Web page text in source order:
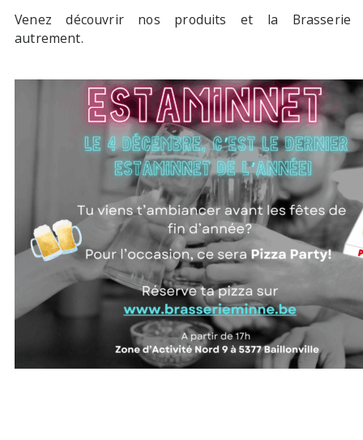
Venez découvrir nos produits et la Brasserie
autrement.